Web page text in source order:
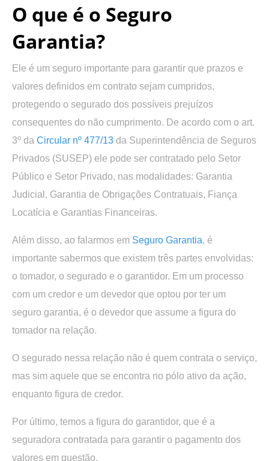
O que é o Seguro
Garantia?
Ele é um seguro importante para garantir que prazos e
valores definidos em contrato sejam cumpridos,
protegendo o segurado dos possíveis prejuízos
consequentes do não cumprimento. De acordo com o art.
3º da Circular nº 477/13 da Superintendência de Seguros
Privados (SUSEP) ele pode ser contratado pelo Setor
Público e Setor Privado, nas modalidades: Garantia
Judicial, Garantia de Obrigações Contratuais, Fiança
Locatícia e Garantias Financeiras.
Além disso, ao falarmos em Seguro Garantia, é
importante sabermos que existem três partes envolvidas:
o tomador, o segurado e o garantidor. Em um processo
com um credor e um devedor que optou por ter um
seguro garantia, é o devedor que assume a figura do
tomador na relação.
O segurado nessa relação não é quem contrata o serviço,
mas sim aquele que se encontra no pólo ativo da ação,
enquanto figura de credor.
Por último, temos a figura do garantidor, que é a
seguradora contratada para garantir o pagamento dos
valores em questão.